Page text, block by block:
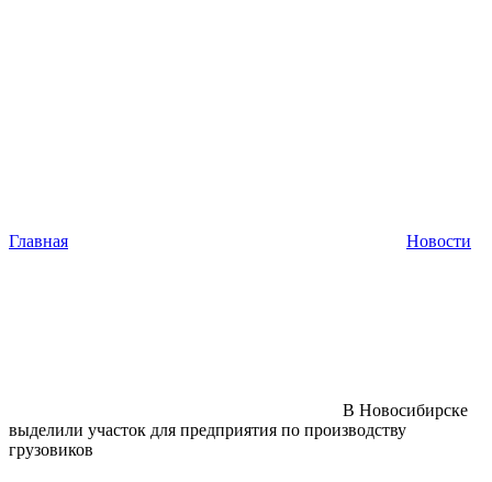
Главная Новости
В Новосибирске
выделили участок для предприятия по производству
грузовиков